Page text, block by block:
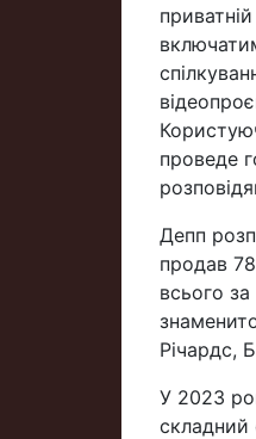
проведе
Депп
продав
всього
Річардс,
У 2023
складний